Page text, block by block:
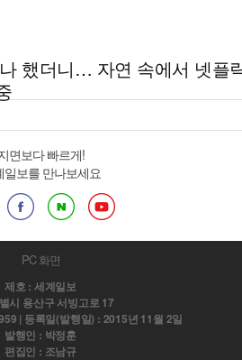
했더니… 자연 속에서 넷플
면보다 빠르게!
일보를 만나보세요
PC 화면
제호 : 세계일보
시 용산구 서빙고로 17
| 등록일(발행일) : 2015년 11월 2일
발행인 : 박정훈
편집인 : 조남규